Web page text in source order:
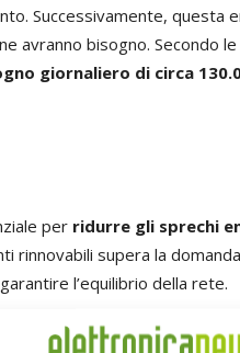
Successivamente, questa
avranno bisogno. Secondo
giornaliero di circa
per ridurre gli sprechi
rinnovabili supera la
l’equilibrio della rete.
in eccessoe di